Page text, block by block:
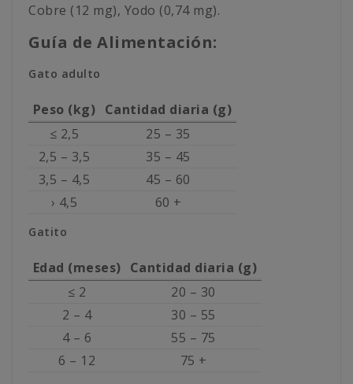
Cobre (12 mg), Yodo (0,74 mg).
Guía de Alimentación:
Gato adulto
Peso (kg) Cantidad diaria (g)
≤ 2,5
25 – 35
2,5 – 3,5
35 – 45
3,5 – 4,5
45 – 60
› 4,5
60 +
Gatito
Edad (meses) Cantidad diaria (g)
≤ 2
20 – 30
2 – 4
30 – 55
4 – 6
55 – 75
6 – 12
75 +